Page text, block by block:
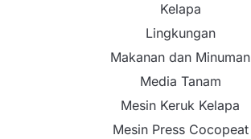
Kelapa
Lingkungan
Makanan dan Minuman
Media Tanam
Mesin Keruk Kelapa
Mesin Press Cocopeat